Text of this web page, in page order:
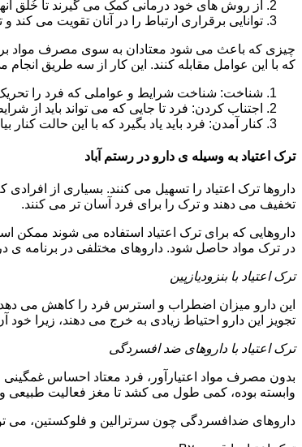
از روش های خود درمانی کمک می گیرند تا خُلق آنها
توانایی برقراری ارتباط را در آنان تقویت می کند
چیزی که باعث می شود معتادان به سوی مصرف مواد
که با این عوامل مقابله کنند. این کار از سه طریق انجام
شناخت: شناخت شرایط و عواملی که فرد را تحریک
اجتناب کردن: فرد تا جایی که می تواند باید از
کنار آمدن: فرد باید یاد بگیرد که با این حالت
ترک اعتیاد به وسیله ی دارو در رستم آباد
داروها ترک اعتیاد را تسهیل می کنند. بسیاری از افرادی
تخفیف می دهند و ترک را برای فرد آسان تر می کنند.
داروهایی که برای ترک اعتیاد استفاده می شوند ممکن
در ترک مواد حاصل شود. داروهای مختلفی در برنامه ی
ترک اعتیاد با بنزودیازپین
این دارو میزان اضطراب و استرس فرد را کاهش می
تجویز این دارو احتیاط زیادی به خرج می دهند، زیرا خود
ترک اعتیاد با داروهای ضد افسردگی
بدون مصرف مواد اعتیارآور، فرد معتاد احساس
وابسته بوده، کمی طول می کشد تا مغز فعالیت طبیعی و
داروهای ضدافسردگی چون سرترالین و فلوکستین، می